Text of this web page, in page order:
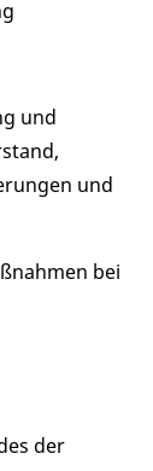
und
und
bei
der